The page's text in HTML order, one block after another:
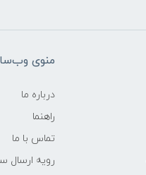
منوی
درباره ما
راهنما
تماس با ما
رویه ارسال